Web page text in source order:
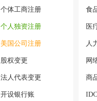
个体工商注册
个人独资注册
美国公司注册
股权变更
法人代表变更
开设银行账
食
医
人
网
商